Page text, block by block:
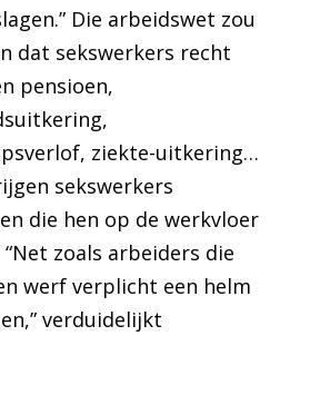
Die arbeidswet zou
dat sekswerkers recht
pensioen,
ziekte-uitkering…
sekswerkers
die hen op de werkvloer
zoals arbeiders die
werf verplicht een helm
verduidelijkt